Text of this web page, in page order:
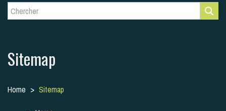
Sitemap
Home Sitemap